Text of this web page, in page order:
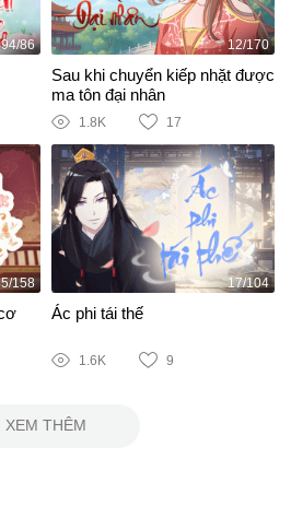
94/86 12/170
Sau khi chuyển kiếp nhặt được
ma tôn đại nhân
1.8K 17
158 17/104
Ác phi tái thế
1.6K 9
XEM THÊM